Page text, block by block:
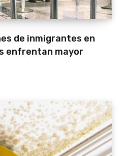
de inmigrantes en
enfrentan mayor